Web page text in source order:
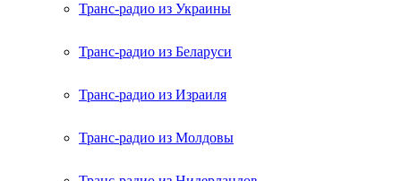
Транс-радио из Украины
Транс-радио из Беларуси
Транс-радио из Израиля
Транс-радио из Молдовы